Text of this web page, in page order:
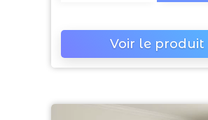
Voir le produit